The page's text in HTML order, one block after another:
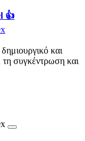
👍
και
τη συγκέντρωση και